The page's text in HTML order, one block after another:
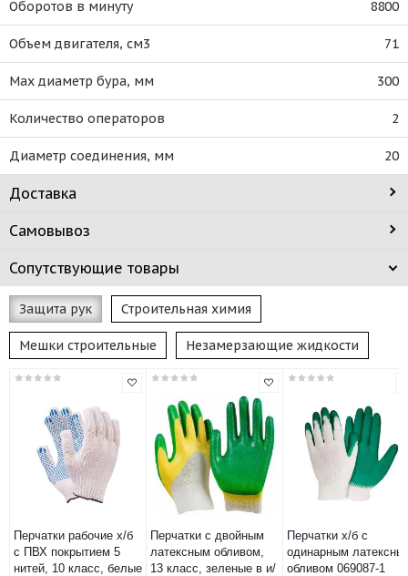
Оборотов в минуту 8800
Объем двигателя, см3 71
Мах диаметр бура, мм 300
Количество операторов 2
Диаметр соединения, мм 20
Доставка
Самовывоз
Сопутствующие товары
Защита рук Строительная химия
Мешки строительные Незамерзающие жидкости
Перчатки рабочие х/б
с ПВХ покрытием 5
нитей, 10 класс, белые
Перчатки с двойным
латексным обливом,
13 класс, зеленые в и/
Перчатки х/б с
одинарным
обливом 069087-1